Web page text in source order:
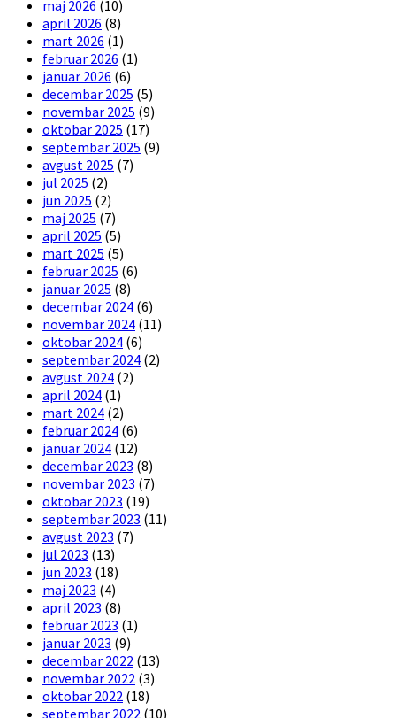
maj 2026 (10)
april 2026 (8)
mart 2026 (1)
februar 2026 (1)
januar 2026 (6)
decembar 2025 (5)
novembar 2025 (9)
oktobar 2025 (17)
septembar 2025 (9)
avgust 2025 (7)
jul 2025 (2)
jun 2025 (2)
maj 2025 (7)
april 2025 (5)
mart 2025 (5)
februar 2025 (6)
januar 2025 (8)
decembar 2024 (6)
novembar 2024 (11)
oktobar 2024 (6)
septembar 2024 (2)
avgust 2024 (2)
april 2024 (1)
mart 2024 (2)
februar 2024 (6)
januar 2024 (12)
decembar 2023 (8)
novembar 2023 (7)
oktobar 2023 (19)
septembar 2023 (11)
avgust 2023 (7)
jul 2023 (13)
jun 2023 (18)
maj 2023 (4)
april 2023 (8)
februar 2023 (1)
januar 2023 (9)
decembar 2022 (13)
novembar 2022 (3)
oktobar 2022 (18)
septembar 2022 (10)